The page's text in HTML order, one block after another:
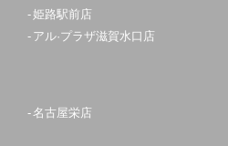
姫路駅前店
アル·プラザ滋賀水口店
名古屋栄店